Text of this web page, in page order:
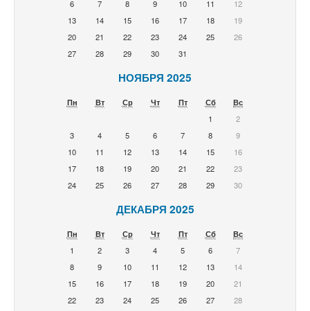
6
7 8 9 10 11
12
13
14 15 16 17 18
19
20
21 22 23 24 25
26
27
28 29 30 31
НОЯБРЯ 2025
Пн Вт Ср Чт Пт Сб
Вс
1
2
3
4 5 6 7 8
9
10
11 12 13 14 15
16
17
18 19 20 21 22
23
24
25 26 27 28 29 30
ДЕКАБРЯ 2025
Пн Вт Ср Чт Пт Сб
Вс
1
2 3 4 5 6
7
8
9 10 11 12 13
14
15
16 17 18 19 20
21
22
23 24 25 26 27 28